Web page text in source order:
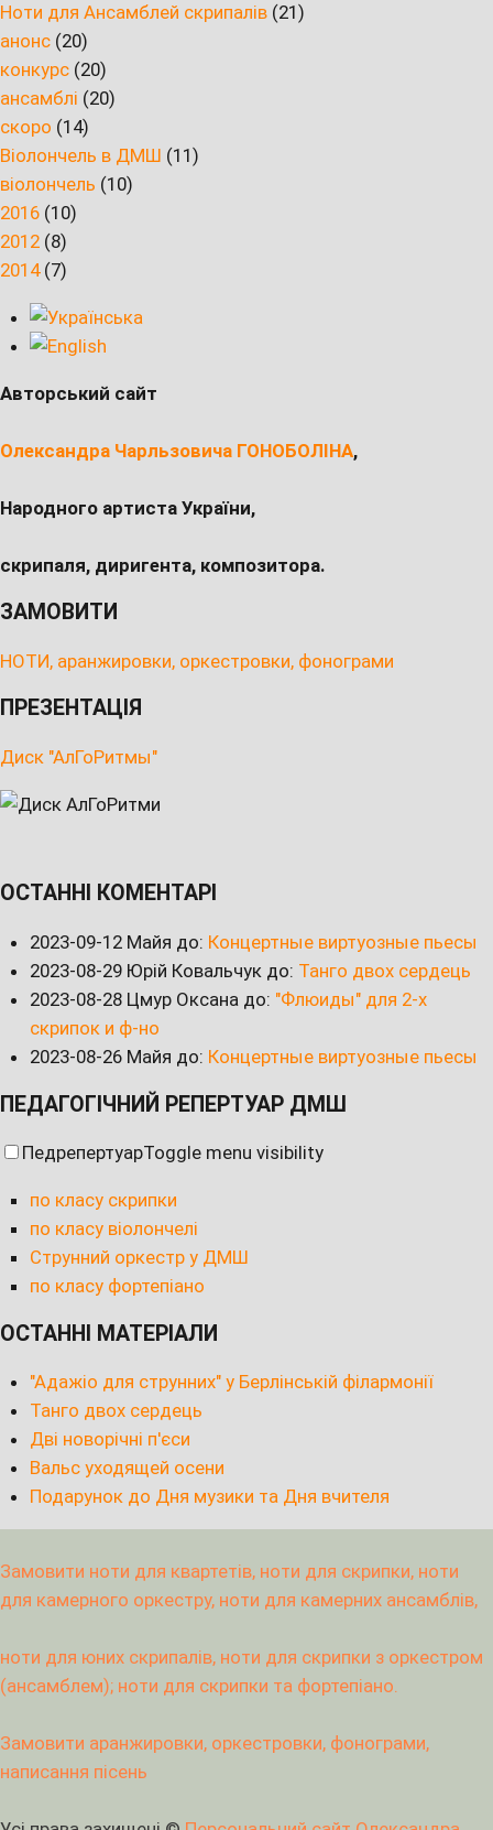
Ноти для Ансамблей скрипалів (21)
анонс (20)
конкурс (20)
ансамблі (20)
скоро (14)
Віолончель в ДМШ (11)
віолончель (10)
2016 (10)
2012 (8)
2014(7)
Авторський сайт
Олександра Чарльзовича ГОНОБОЛІНА,
Народного артиста України,
скрипаля, диригента, композитора.
ЗАМОВИТИ
НОТИ, аранжировки, оркестровки, фонограми
ПРЕЗЕНТАЦІЯ
Диск "АлГоРитмы"
ОСТАННІ КОМЕНТАРІ
2023-09-12 Майя до: Концертные виртуозные пьесы
2023-08-29 Юрій Ковальчук до: Танго двох сердець
2023-08-28 Цмур Оксана до: "Флюиды" для 2-х
скрипок и ф-но
2023-08-26 Майя до: Концертные виртуозные пьесы
ПЕДАГОГІЧНИЙ РЕПЕРТУАР ДМШ
ПедрепертуарToggle menu visibility
по класу скрипки
по класу віолончелі
Струнний оркестр у ДМШ
по класу фортепіано
ОСТАННІ МАТЕРІАЛИ
"Адажіо для струнних" у Берлінській філармонії
Танго двох сердець
Дві новорічні п'єси
Вальс уходящей осени
Подарунок до Дня музики та Дня вчителя
Замовити ноти для квартетів, ноти для скрипки, ноти
для камерного оркестру, ноти для камерних ансамблів,
ноти для юних скрипалів, ноти для скрипки з оркестром
(ансамблем); ноти для скрипки та фортепіано.
Замовити аранжировки, оркестровки, фонограми,
написання пісень